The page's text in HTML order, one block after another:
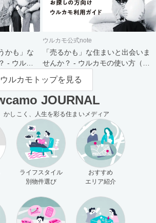
かも」な
- ウルカ
ウルカモ公式note
「売るかも」な住まいと出会いま
せんか？ - ウルカモの使い方（買
主さま向け）
ウルカモトップを見る
JOURNAL
かしこく、人生を彩る住まいメディア
ライフスタイル
別物件選び
おすすめ
エリア紹介